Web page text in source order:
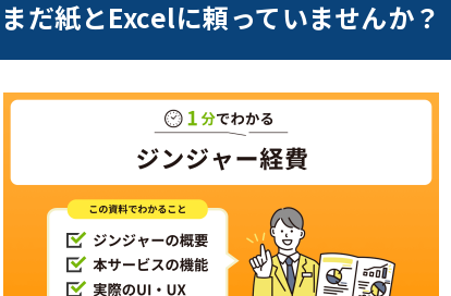
まだ紙とExcelに頼っていませんか？